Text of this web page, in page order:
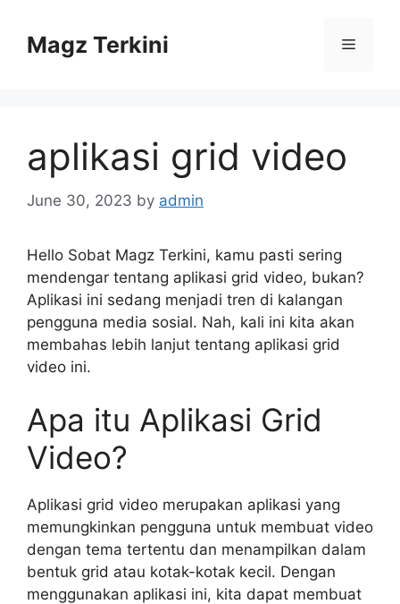
contentMagz Terkini Menu
aplikasi grid video
June 30, 2023 by admin
Hello Sobat Magz Terkini, kamu pasti sering
mendengar tentang aplikasi grid video, bukan?
Aplikasi ini sedang menjadi tren di kalangan
pengguna media sosial. Nah, kali ini kita akan
membahas lebih lanjut tentang aplikasi grid
video ini.
Apa itu Aplikasi Grid
Video?
Aplikasi grid video merupakan aplikasi yang
memungkinkan pengguna untuk membuat video
dengan tema tertentu dan menampilkan dalam
bentuk grid atau kotak-kotak kecil. Dengan
menggunakan aplikasi ini, kita dapat membuat